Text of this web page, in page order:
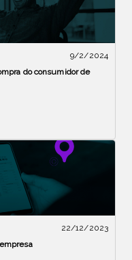
9/2/2024
do consumidor de
22/12/2023